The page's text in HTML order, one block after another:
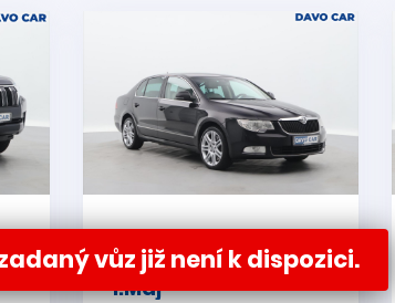
vůz již není k dispozici.
Škoda Superb 3,6 FSI
191kW Exclusive
1.Maj